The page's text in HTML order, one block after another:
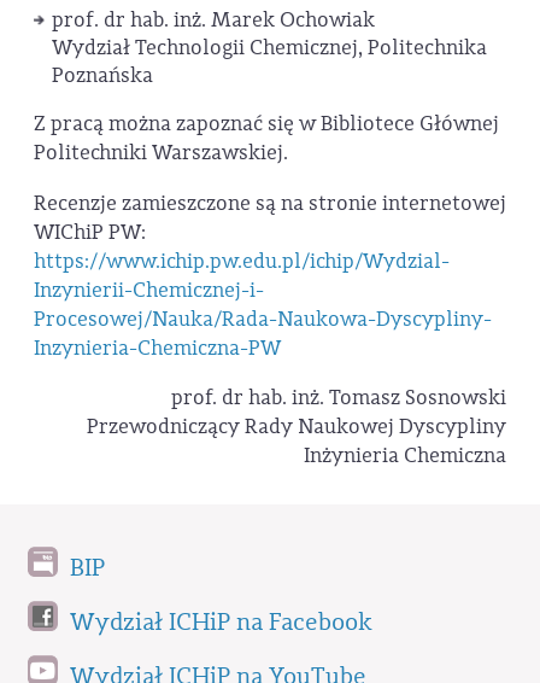
prof. dr hab. inż. Marek Ochowiak
Wydział Technologii Chemicznej, Politechnika
Poznańska
Z pracą można zapoznać się w Bibliotece Głównej
Politechniki Warszawskiej.
Recenzje zamieszczone są na stronie internetowej
WIChiP PW:
https://www.ichip.pw.edu.pl/ichip/Wydzial-
Inzynierii-Chemicznej-i-
Procesowej/Nauka/Rada-Naukowa-Dyscypliny-
Inzynieria-Chemiczna-PW
prof. dr hab. inż. Tomasz Sosnowski
Przewodniczący Rady Naukowej Dyscypliny
Inżynieria Chemiczna
BIP
Wydział ICHiP na Facebook
Wydział ICHiP na YouTube